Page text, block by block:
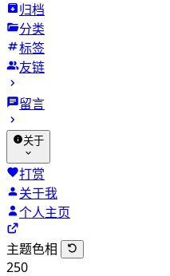
归档
分类
标签
友链
留言
关于
打赏
关于我
个人主页
主题色相
250